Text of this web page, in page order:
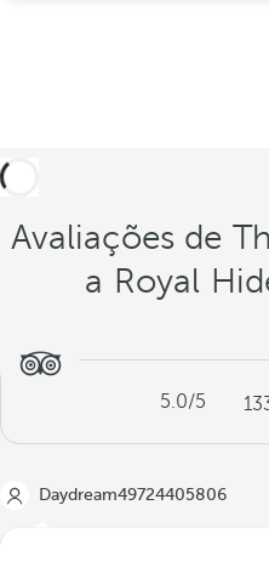
Avaliações de
a Royal
5.0/5
Daydream49724405806